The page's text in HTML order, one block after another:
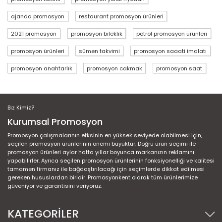
ajanda promosyon restaurant promosyon ürünleri
2021 promosyon promosyon bileklik petrol promosyon ürünleri
promosyon ürünleri sümen takvimi promosyon saaati imalatı
promosyon anahtarlık promosyon cakmak promosyon saat
Biz Kimiz?
Kurumsal Promosyon
Promosyon çalışmalarının etksinin en yüksek seviyede olabilmesi için,
seçilen promosyon ürünlerinin önemi büyüktür. Doğru ürün seçimi ile
promosyon ürünleri aylar hatta yıllar boyunca markanızın reklamını
yapabilirler. Ayrıca seçilen promosyon ürünlerinin fonksiyonelliği ve kalitesi
tamamen firmanız ile bağdaştırılacağı için seçimlerde dikkat edilmesi
gereken hususlardan biridir. Promosyonkent olarak tüm ürünlerimize
güveniyor ve garantisini veriyoruz.
KATEGORİLER